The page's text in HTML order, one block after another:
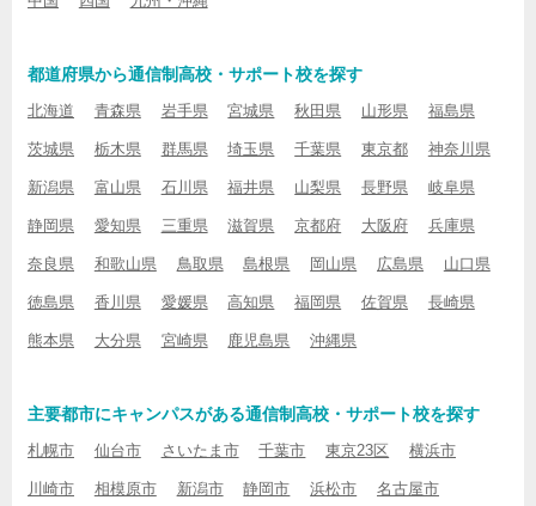
都道府県から通信制高校・サポート校を探す
北海道 青森県 岩手県 宮城県 秋田県 山形県 福島県
茨城県 栃木県 群馬県 埼玉県 千葉県 東京都 神奈川県
新潟県 富山県 石川県 福井県 山梨県 長野県 岐阜県
静岡県 愛知県 三重県 滋賀県 京都府 大阪府 兵庫県
奈良県 和歌山県 鳥取県 島根県 岡山県 広島県 山口県
徳島県 香川県 愛媛県 高知県 福岡県 佐賀県 長崎県
熊本県 大分県 宮崎県 鹿児島県 沖縄県
主要都市にキャンパスがある通信制高校・サポート校を探す
札幌市 仙台市 さいたま市 千葉市 東京23区 横浜市
川崎市 相模原市 新潟市 静岡市 浜松市 名古屋市